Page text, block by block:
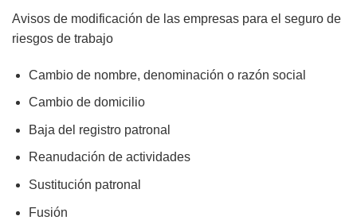
Avisos de modificación de las empresas para el seguro de
riesgos de trabajo
Cambio de nombre, denominación o razón social
Cambio de domicilio
Baja del registro patronal
Reanudación de actividades
Sustitución patronal
Fusión